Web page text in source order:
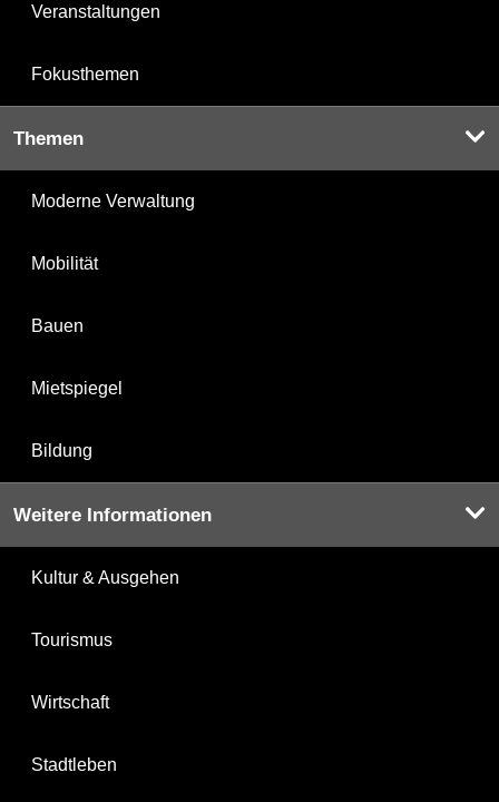
Veranstaltungen
Fokusthemen
Themen
Moderne Verwaltung
Mobilität
Bauen
Mietspiegel
Bildung
Weitere Informationen
Kultur & Ausgehen
Tourismus
Wirtschaft
Stadtleben